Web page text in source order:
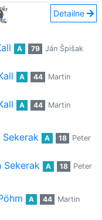
Detailne
A 79
Ján Špišak
A 44
Martin
A 44
Martin
A 18
Peter
Sekerak A 18
Peter
A 44
Martin